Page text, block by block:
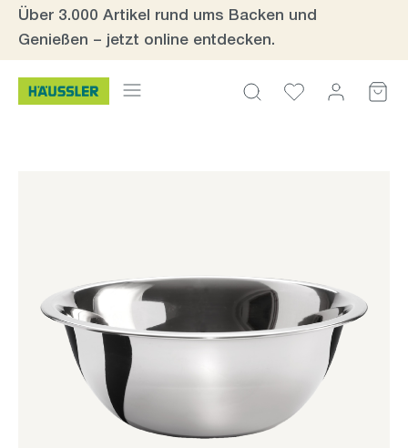
Zum Hauptinhalt springen
Über 3.000 Artikel rund ums Backen und
Genießen – jetzt online entdecken.